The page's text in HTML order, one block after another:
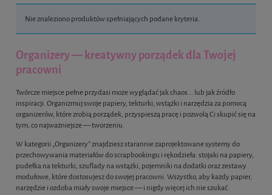
Nie znaleziono produktów spełniających podane kryteria.
Organizery — kreatywny porządek dla Twojej
pracowni
Twórcze miejsce pełne przydasi może wyglądać jak chaos... lub jak źródło
inspiracji. Organizmuj swoje papiery, tekturki, wstążki i narzędzia za pomocą
organizerów, które zrobią porządek, przyspieszą pracę i pozwolą Ci skupić się na
tym, co najważniejsze — tworzeniu.
W kategorii „Organizery” znajdziesz starannie zaprojektowane systemy do
przechowywania materiałów do scrapbookingu i rękodzieła: stojaki na papiery,
pudełka na tekturki, szuflady na wstążki, pojemniki na dodatki oraz zestawy
modułowe, które dostosujesz do swojej pracowni. Wszystko, aby każdy papier,
narzędzie i ozdoba miały swoje miejsce — i nigdy więcej ich nie szukać.